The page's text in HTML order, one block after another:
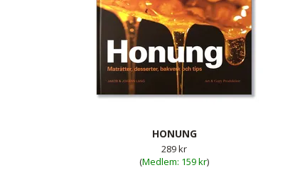
HONUNG
289 kr
(
159 kr)